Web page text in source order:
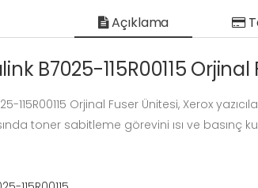
Açıklama
B7025-115R00115
115R00115 Orjinal Fuser Ünitesi, Xerox
toner sabitleme görevini ısı ve basınç